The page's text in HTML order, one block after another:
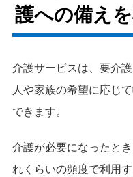
護への備え
介護サービスは、要介
人や家族の希望に応じ
できます。
介護が必要になったと
れくらいの頻度で利用